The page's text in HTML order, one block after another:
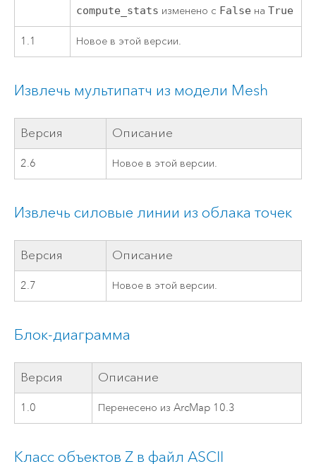
compute_stats изменено с False наTrue
1.1 Новое в этой версии.
Извлечь мультипатч из модели Mesh
Версия Описание
2.6 Новое в этой версии.
Извлечь силовые линии из облака точек
Версия Описание
2.7 Новое в этой версии.
Блок-диаграмма
Версия Описание
1.0 Перенесено из ArcMap 10.3
Класс объектов Z в файл ASCII